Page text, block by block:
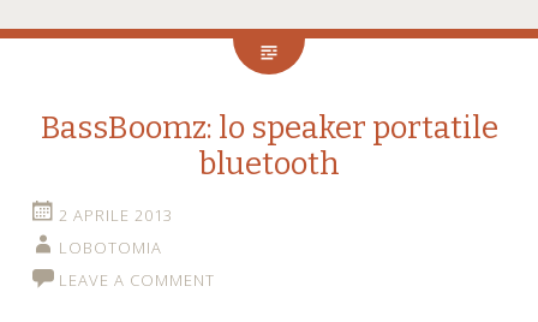
BassBoomz: lo speaker portatile
bluetooth
2 APRILE 2013
LOBOTOMIA
LEAVE A COMMENT